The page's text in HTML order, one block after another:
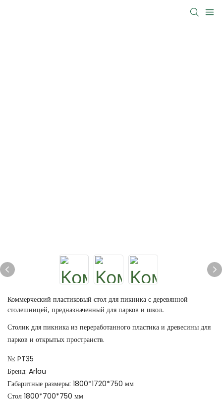
Коммерческий пластиковый стол для пикника с деревянной
столешницей, предназначенный для парков и школ.
Столик для пикника из переработанного пластика и древесины для
парков и открытых пространств.
№: PT35
Бренд: Arlau
Габаритные размеры: 1800*1720*750 мм
Стол 1800*700*750 мм